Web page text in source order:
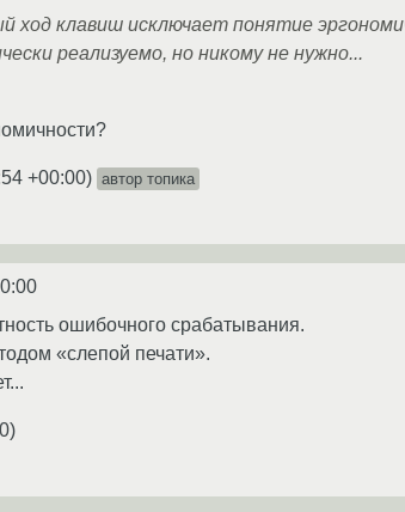
ход клавиш исключает понятие
реализуемо, но никому не нужно...
+00:00) автор топика
ошибочного срабатывания.
«слепой печати».
)